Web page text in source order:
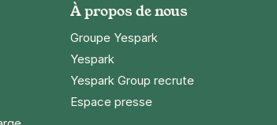
À propos de nous
Groupe Yespark
Yespark
Yespark Group recrute
Espace presse